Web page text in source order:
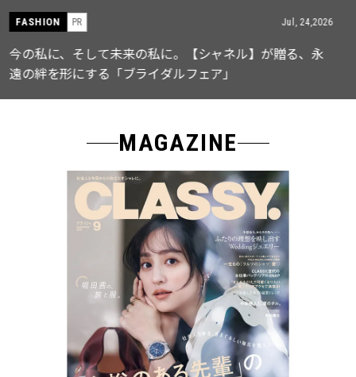
FASHION PR Jul, 15,2026
【ICB】人気インフルエンサーと共同制作! 週5で着たく
なる「名品ブラウス」２選
MAGAZINE